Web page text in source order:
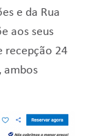
e da Rua
aos seus
recepção 24
ambos